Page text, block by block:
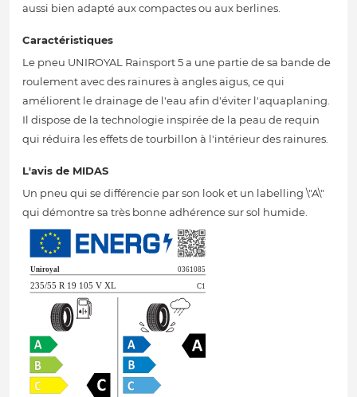
aussi bien adapté aux compactes ou aux berlines.
Caractéristiques
Le pneu UNIROYAL Rainsport 5 a une partie de sa bande de
roulement avec des rainures à angles aigus, ce qui
améliorent le drainage de l'eau afin d'éviter l'aquaplaning.
Il dispose de la technologie inspirée de la peau de requin
qui réduira les effets de tourbillon à l'intérieur des rainures.
L'avis de MIDAS
Un pneu qui se différencie par son look et un labelling \"A\"
qui démontre sa très bonne adhérence sur sol humide.